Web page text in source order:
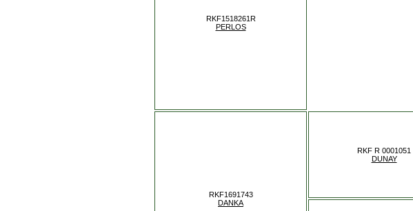
RKF1518261R
PERLOS
RKF1691743
DANKA
RKF R 0001051
DUNAY